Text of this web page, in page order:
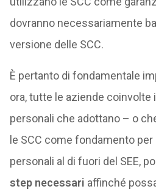
dovranno necessariamente
versione delle SCC.
È pertanto di fondamentale
ora, tutte le aziende
personali che adottano – o
le SCC come fondamento
personali al di fuori del SEE,
step necessari affinché